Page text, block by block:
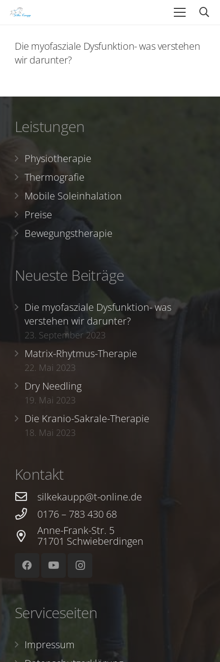
Die myofasziale Dysfunktion- was verstehen
wir darunter?
Leistungen
Physiotherapie
Thermografie
Mobile Soleinhalation
Preise
Bewegungstherapie
Neueste Beiträge
Die myofasziale Dysfunktion- was
verstehen wir darunter?
23. September 2023
Matrix-Rhytmus-Therapie
22. Mai 2023
Dry Needling
19. Mai 2023
Die Kranio-Sakrale-Therapie
18. Mai 2023
Kontakt
silkekaupp@t-online.de
0176 – 783 430 68
Anne-Frank-Str. 5
71701 Schwieberdingen
Serviceseiten
Impressum